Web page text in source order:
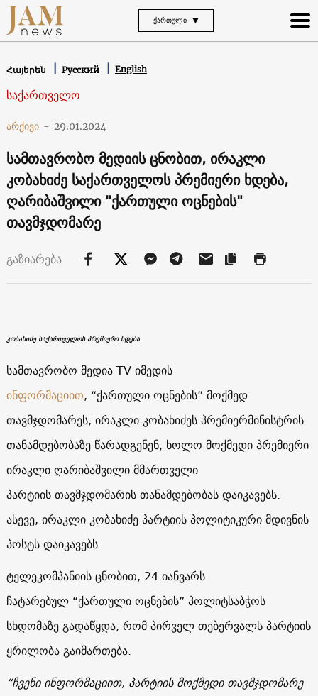
ᲥᲐᲠᲗᲣᲚᲘ
Հայերեն Русский English
საქართველო
არქივი - 29.01.2024
სამთავრობო მედიის ცნობით, ირაკლი
კობახიძე საქართველოს პრემიერი ხდება,
ღარიბაშვილი "ქართული ოცნების"
თავმჯდომარე
გაზიარება
კობახიძე საქართველოს პრემიერი ხდება
სამთავრობო მედია TV იმედის
ინფორმაციით, “ქართული ოცნების” მოქმედ
თავმჯდომარეს, ირაკლი კობახიძეს პრემიერმინისტრის
თანამდებობაზე წარადგენენ, ხოლო მოქმედი პრემიერი
ირაკლი ღარიბაშვილი მმართველი
პარტიისთავმჯდომარის თანამდებობას დაიკავებს.
ასევე, ირაკლი კობახიძე პარტიის პოლიტიკური მდივნის
პოსტს დაიკავებს.
ტელეკომპანიის ცნობით, 24 იანვარს
ჩატარებულ “ქართული ოცნების” პოლიტსაბჭოს
სხდომაზე გადაწყდა, რომ პირველ თებერვალს პარტიის
ყრილობა გაიმართება.
“ჩვენი ინფორმაციით, პარტიის მოქმედი თავმჯდომარე